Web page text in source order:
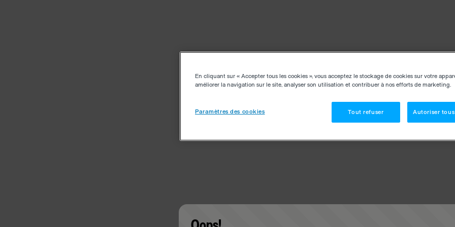
En cliquant sur « Accepter tous les cookies », vous acceptez le stockage de cookies sur votre
améliorer la navigation sur le site, analyser son utilisation et contribuer à nos efforts de marketing.
Paramètres des cookies Tout refuser Autoriser